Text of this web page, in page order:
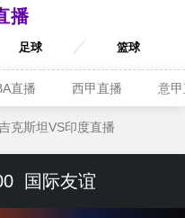
播
足球 篮球
直播 西甲直播 意
克斯坦VS印度直播
国际友谊